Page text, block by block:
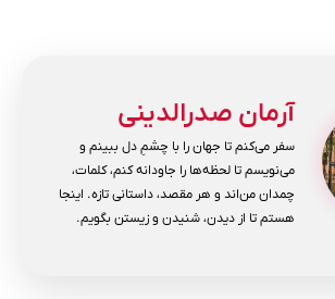
آرمان صدرالدینی
سفر می‌کنم تا جهان را با چشمِ دل ببینم و
می‌نویسم تا لحظه‌ها را جاودانه کنم، کلمات،
چمدان من‌اند و هر مقصد، داستانی تازه. اینجا
هستم تا از دیدن، شنیدن و زیستن بگویم.